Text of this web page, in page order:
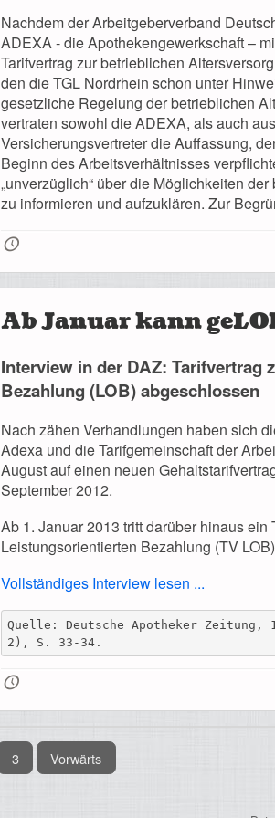
Nachdem der Arbeitgeberverband
ADEXA - die Apothekengewerkschaft –
Tarifvertrag zur betrieblichen
den die TGL Nordrhein schon unter
gesetzliche Regelung der betrieblichen
vertraten sowohl die ADEXA, als auch
Versicherungsvertreter die Auffassung,
Beginn des Arbeitsverhältnisses
„unverzüglich“ über die Möglichkeiten
zu informieren und aufzuklären. Zur
🕔
Ab Januar kann
Interview in der DAZ: Tarifvertrag
Bezahlung (LOB) abgeschlossen
Nach zähen Verhandlungen haben sich
Adexa und die Tarifgemeinschaft der
August auf einen neuen
September 2012.
Ab 1. Januar 2013 tritt darüber hinaus ein
Leistungsorientierten Bezahlung (TV
Vollständiges Interview lesen ...
Quelle: Deutsche Apotheker
2), S. 33-34.
🕔
3 Vorwärts